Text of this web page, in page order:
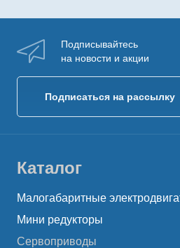
Подписывайтесь
на новости и акции
Подписаться на рассылку
Каталог
Малогабаритные
Мини редукторы
Сервоприводы